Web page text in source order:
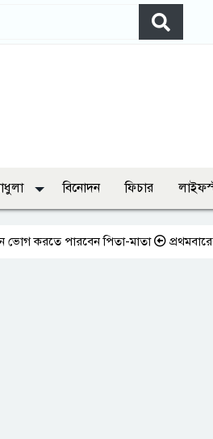
বিনোদন ফিচার
পিতা-মাতা প্রথমবারের মতো